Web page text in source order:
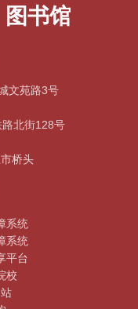
文苑路3号
北街128号
桥头
系统
系统
平台
校